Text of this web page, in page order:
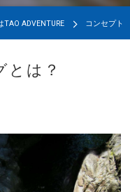
ADVENTURE コンセプト
とは？